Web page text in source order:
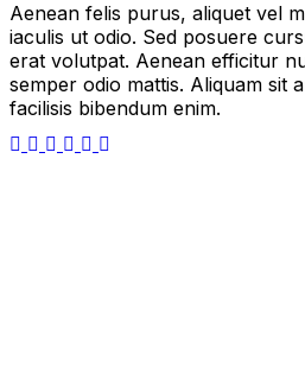
Aenean felis purus, aliquet vel
iaculis ut odio. Sed posuere
erat volutpat. Aenean efficitur
semper odio mattis. Aliquam sit
facilisis bibendum enim.